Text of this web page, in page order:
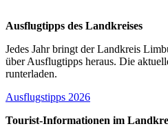
Ausflugtipps des Landkreises
Jedes Jahr bringt der Landkreis
über Ausflugtipps heraus. Die
runterladen.
Ausflugstipps 2026
Tourist-Informationen im